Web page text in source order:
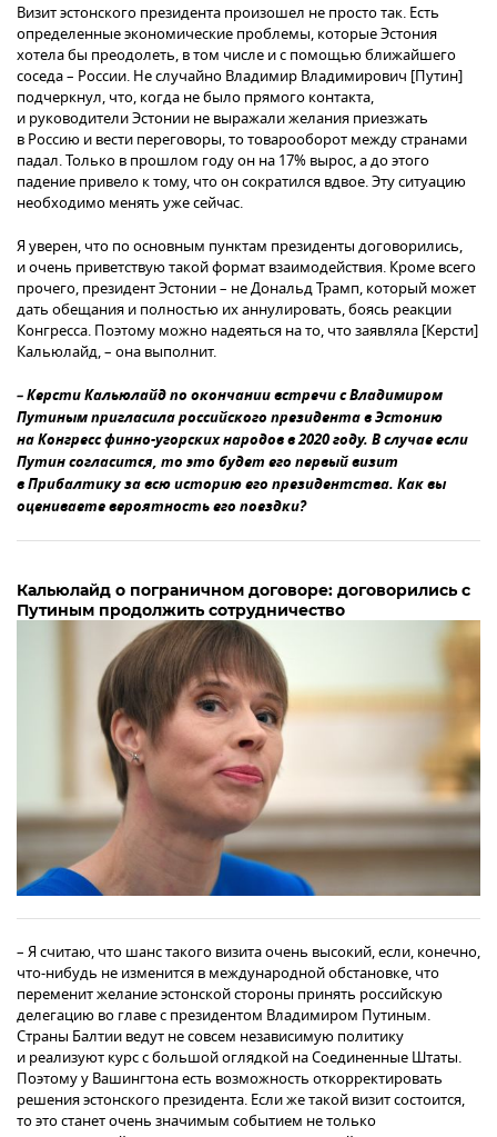
Визит эстонского президента произошел не просто так. Есть
определенные экономические проблемы, которые Эстония
хотела бы преодолеть, в том числе и с помощью ближайшего
соседа – России. Не случайно Владимир Владимирович [Путин]
подчеркнул, что, когда не было прямого контакта,
и руководители Эстонии не выражали желания приезжать
в Россию и вести переговоры, то товарооборот между странами
падал. Только в прошлом году он на 17% вырос, а до этого
падение привело к тому, что он сократился вдвое. Эту ситуацию
необходимо менять уже сейчас.
Я уверен, что по основным пунктам президенты договорились,
и очень приветствую такой формат взаимодействия. Кроме всего
прочего, президент Эстонии – не Дональд Трамп, который может
дать обещания и полностью их аннулировать, боясь реакции
Конгресса. Поэтому можно надеяться на то, что заявляла [Керсти]
Кальюлайд, – она выполнит.
– Керсти Кальюлайд по окончании встречи с Владимиром
Путиным пригласила российского президента в Эстонию
на Конгресс финно-угорских народов в 2020 году. В случае если
Путин согласится, то это будет его первый визит
в Прибалтику за всю историю его президентства. Как вы
оцениваете вероятность его поездки?
Кальюлайд о пограничном договоре: договорились с
Путиным продолжить сотрудничество
– Я считаю, что шанс такого визита очень высокий, если, конечно,
что-нибудь не изменится в международной обстановке, что
переменит желание эстонской стороны принять российскую
делегацию во главе с президентом Владимиром Путиным.
Страны Балтии ведут не совсем независимую политику
и реализуют курс с большой оглядкой на Соединенные Штаты.
Поэтому у Вашингтона есть возможность откорректировать
решения эстонского президента. Если же такой визит состоится,
то это станет очень значимым событием не только